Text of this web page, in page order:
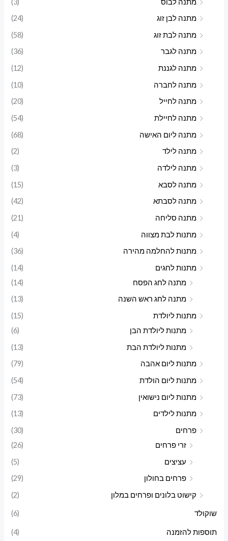
מתנה לבן זוג
(24)
מתנה לבת זוג
(58)
מתנה לגבר
(36)
מתנה לגננת
(12)
מתנה לחברה
(10)
מתנה לחייל
(20)
מתנה לחיילת
(54)
מתנה ליום האישה
(68)
מתנה לילד
(2)
מתנה לילדה
(3)
מתנה לסבא
(15)
מתנה לסבתא
(42)
מתנה סליחה
(21)
מתנות לבת מצווה
(4)
מתנות להחלמה מהירה
(36)
מתנות לחגים
(14)
מתנה לחג הפסח
(14)
מתנה לחג ראש השנה
(13)
מתנות ליולדת
(15)
מתנות ליולדת הבן
(6)
מתנות ליולדת הבת
(13)
מתנות ליום אהבה
(79)
מתנות ליום הולדת
(54)
מתנות ליום נישואין
(73)
מתנות לילדים
(13)
פרחים
(30)
זרי פרחים
(26)
עציצים
(5)
פרחים בחולון
(29)
קישוט בלונים ופרחים במלון
(2)
שוקולד (6)
תוספות להזמנה (4)